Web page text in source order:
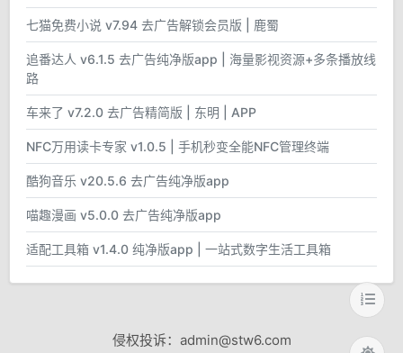
七猫免费小说 v7.94 去广告解锁会员版 | 鹿蜀
追番达人 v6.1.5 去广告纯净版app | 海量影视资源+多条播放线
路
车来了 v7.2.0 去广告精简版 | 东明 | APP
NFC万用读卡专家 v1.0.5 | 手机秒变全能NFC管理终端
酷狗音乐 v20.5.6 去广告纯净版app
喵趣漫画 v5.0.0 去广告纯净版app
适配工具箱 v1.4.0 纯净版app | 一站式数字生活工具箱
侵权投诉：admin@stw6.com